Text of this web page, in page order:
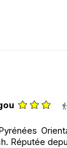
Réputée